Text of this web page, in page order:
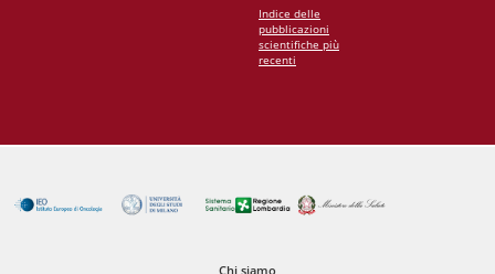
Indice delle
pubblicazioni
scientifiche più
recenti
Chi siamo